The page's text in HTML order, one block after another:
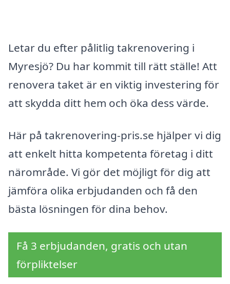
Letar du efter pålitlig takrenovering i
Myresjö? Du har kommit till rätt ställe! Att
renovera taket är en viktig investering för
att skydda ditt hem och öka dess värde.
Här på takrenovering-pris.se hjälper vi dig
att enkelt hitta kompetenta företag i ditt
närområde. Vi gör det möjligt för dig att
jämföra olika erbjudanden och få den
bästa lösningen för dina behov.
Få 3 erbjudanden, gratis och utan
förpliktelser